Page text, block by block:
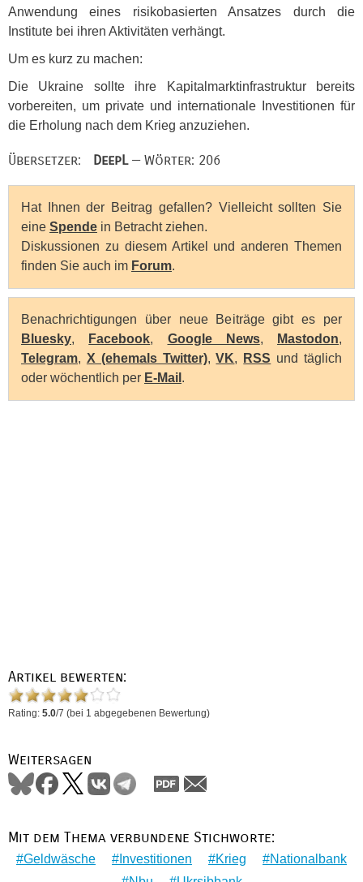
Anwendung eines risikobasierten Ansatzes durch die
Institute bei ihren Aktivitäten verhängt.
Um es kurz zu machen:
Die Ukraine sollte ihre Kapitalmarktinfrastruktur bereits
vorbereiten, um private und internationale Investitionen für
die Erholung nach dem Krieg anzuziehen.
Übersetzer: DeepL— Wörter: 206
Hat Ihnen der Beitrag gefallen? Vielleicht sollten Sie
eine Spende in Betracht ziehen.
Diskussionen zu diesem Artikel und anderen Themen
finden Sie auch im Forum.
Benachrichtigungen über neue Beiträge gibt es per
Bluesky, Facebook, Google News, Mastodon,
Telegram, X (ehemals Twitter),VK, RSS und täglich
oder wöchentlich per E-Mail .
Artikel bewerten:
Rating: 5.0/7 (bei 1 abgegebenen Bewertung)
Weitersagen
Mit dem Thema verbundene Stichworte:
Geldwäsche Investitionen Krieg
Nationalbank